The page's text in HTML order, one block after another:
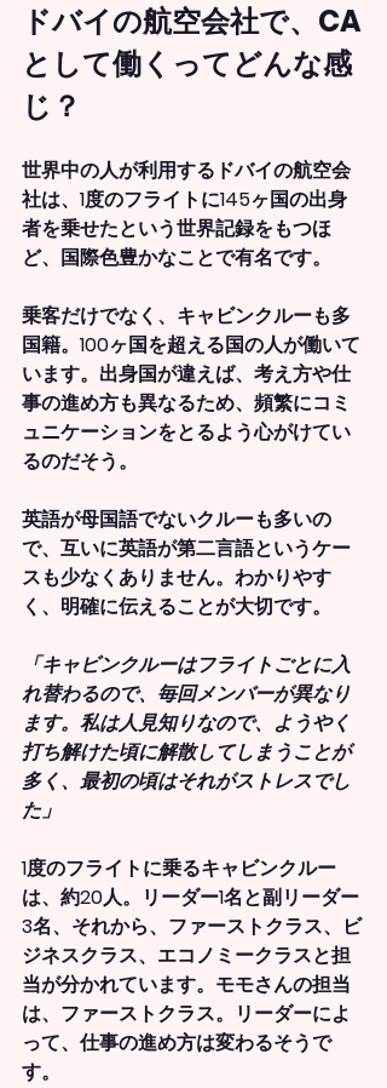
ドバイの航空会社で、CA
として働くってどんな感
じ？
世界中の人が利用するドバイの航空会
社は、1度のフライトに145ヶ国の出身
者を乗せたという世界記録をもつほ
ど、国際色豊かなことで有名です。
乗客だけでなく、キャビンクルーも多
国籍。100ヶ国を超える国の人が働いて
います。出身国が違えば、考え方や仕
事の進め方も異なるため、頻繁にコミ
ュニケーションをとるよう心がけてい
るのだそう。
英語が母国語でないクルーも多いの
で、互いに英語が第二言語というケー
スも少なくありません。わかりやす
く、明確に伝えることが大切です。
「キャビンクルーはフライトごとに入
れ替わるので、毎回メンバーが異なり
ます。私は人見知りなので、ようやく
打ち解けた頃に解散してしまうことが
多く、最初の頃はそれがストレスでし
た」
1度のフライトに乗るキャビンクルー
は、約20人。リーダー1名と副リーダー
3名、それから、ファーストクラス、ビ
ジネスクラス、エコノミークラスと担
当が分かれています。モモさんの担当
は、ファーストクラス。リーダーによ
って、仕事の進め方は変わるそうで
す。